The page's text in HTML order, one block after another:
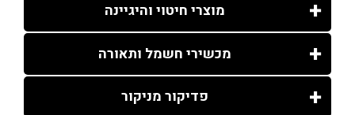
מוצרי חיטוי והיגיינה
מכשירי חשמל ותאורה
פדיקור מניקור